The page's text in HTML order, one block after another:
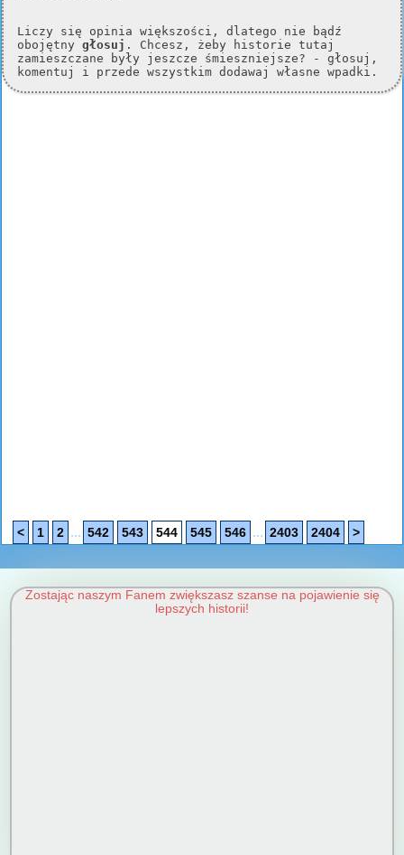
Liczy się opinia większości, dlatego nie bądź
obojętny głosuj . Chcesz, żeby historie tutaj
zamieszczane były jeszcze śmieszniejsze? - głosuj,
komentuj i przede wszystkim dodawaj własne wpadki.
< 1 2 ... 542 543 544 545 546 ... 2403 2404 >
Zostając naszym Fanem zwiększasz szanse na pojawienie się
lepszych historii!